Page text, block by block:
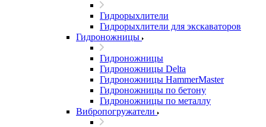
Гидрорыхлители
Гидрорыхлители для экскаваторов
Гидроножницы
Гидроножницы
Гидроножницы Delta
Гидроножницы HammerMaster
Гидроножницы по бетону
Гидроножницы по металлу
Вибропогружатели